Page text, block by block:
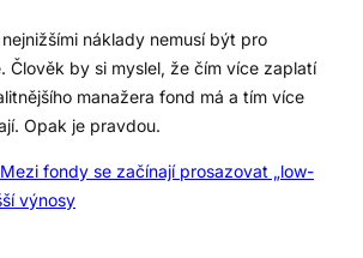
náklady nemusí být pro
Člověk by si myslel, že čím více zaplatí
manažera fond má a tím více
Opak je pravdou.
fondy se začínají prosazovat „low-
výnosy